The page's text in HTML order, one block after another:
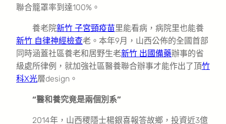
聯合籠罩率到達100%。
養老院新竹 子宮頸疫苗里能看病，病院里也能養
新竹 自律神經檢查老。本年9月，山西公佈的全國首部
同時涵蓋社區養老和居野生老新竹 出國備藥辦事的省
級處所律例，就加強社區醫養聯合辦事才能作出了頂竹
科X光層design。
“醫和養究竟是兩個別系”
2014年，山西稷隱士楊銀喜報答故鄉，投資近3億